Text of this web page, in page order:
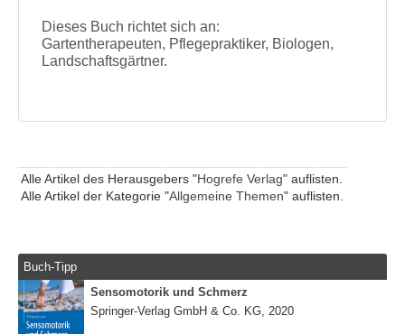
Dieses Buch richtet sich an:
Gartentherapeuten, Pflegepraktiker, Biologen,
Landschaftsgärtner.
Alle Artikel des Herausgebers "Hogrefe Verlag" auflisten.
Alle Artikel der Kategorie "Allgemeine Themen" auflisten.
Buch-Tipp
Sensomotorik und Schmerz
Springer-Verlag GmbH & Co. KG, 2020